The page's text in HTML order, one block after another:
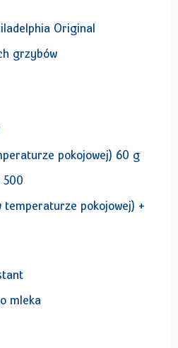
Original
grzybów
pokojowej) 60 g
500
temperaturze pokojowej) +
mleka